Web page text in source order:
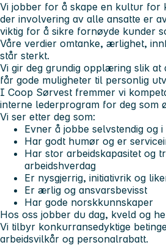
Vi jobber for å skape en kultur for
der involvering av alle ansatte er
viktig for å sikre fornøyde kunder
Våre verdier omtanke, ærlighet,
står sterkt.
Vi gir deg grundig opplæring slik
får gode muligheter til personlig
I Coop Sørvest fremmer vi
interne lederprogram for deg som
Vi ser etter deg som:
Evner å jobbe selvstendig og i
Har godt humør og er
Har stor arbeidskapasitet og
arbeidshverdag
Er nysgjerrig, initiativrik og
Er ærlig og ansvarsbevisst
Har gode norskkunnskaper
Hos oss jobber du dag, kveld og
Vi tilbyr konkurransedyktige
arbeidsvilkår og personalrabatt.